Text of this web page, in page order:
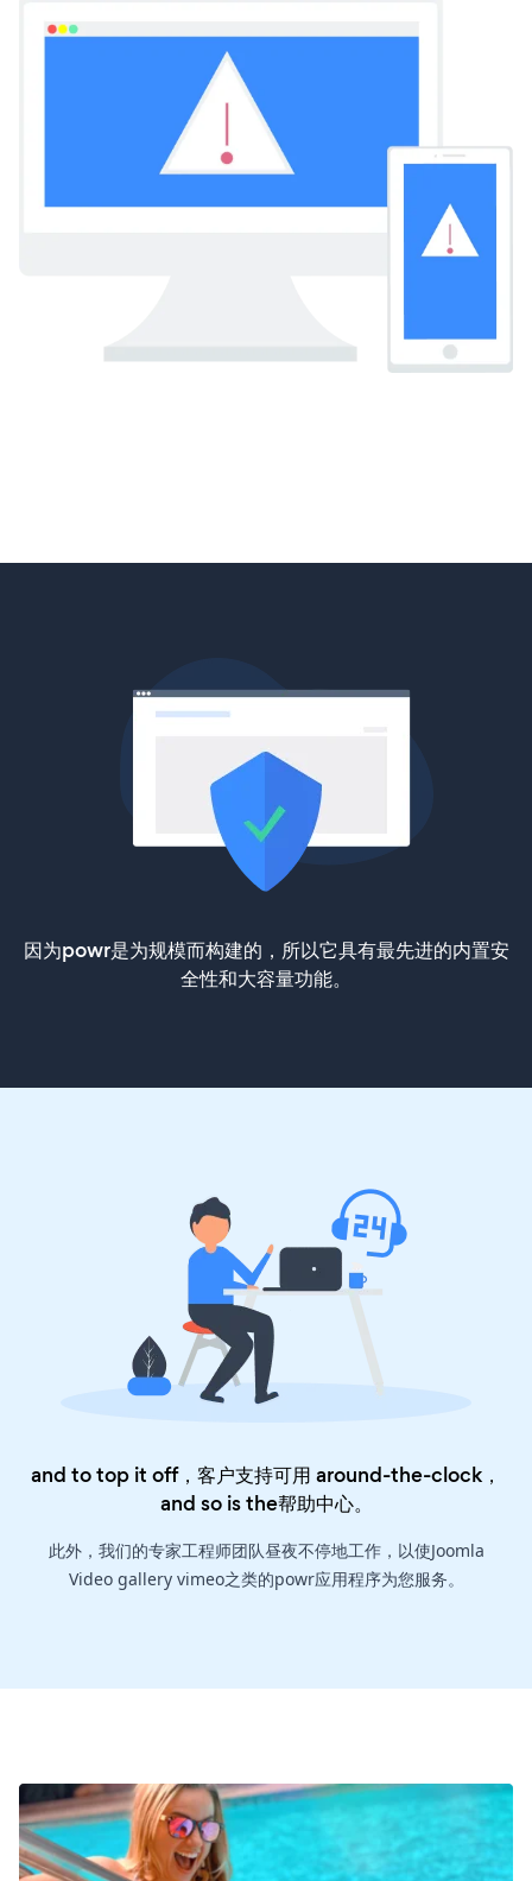
因为powr是为规模而构建的，所以它具有最先进的内置安
全性和大容量功能。
and to top it off，客户支持可用 around-the-clock，
and so is the帮助中心。
此外，我们的专家工程师团队昼夜不停地工作，以使Joomla
Video gallery vimeo之类的powr应用程序为您服务。